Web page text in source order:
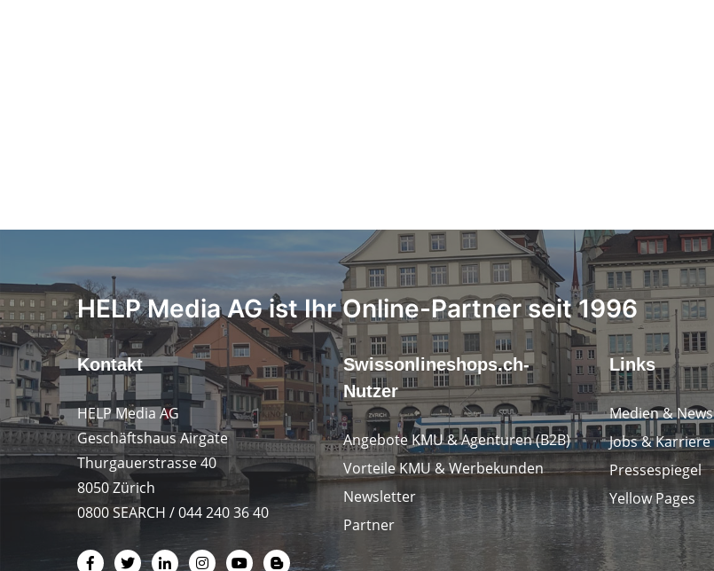
HELP Media AG ist Ihr Online-Partner seit 1996
Kontakt
HELP Media AG
Geschäftshaus Airgate
Thurgauerstrasse 40
8050 Zürich
0800 SEARCH / 044 240 36 40
Swissonlineshops.ch-
Nutzer
Angebote KMU & Agenturen (B2B)
Vorteile KMU & Werbekunden
Newsletter
Partner
Links
Medien & News
Jobs & Karriere
Pressespiegel
Yellow Pages